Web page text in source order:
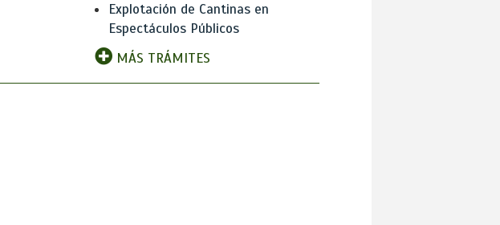
Explotación de Cantinas en
Espectáculos Públicos
MÁS TRÁMITES